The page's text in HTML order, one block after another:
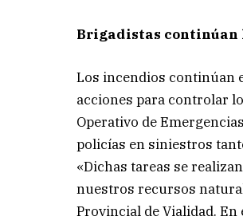
Brigadistas continúan
Los incendios continúan
acciones para controlar
Operativo de
policías en siniestros
«Dichas tareas se
nuestros recursos
Provincial de Vialidad.